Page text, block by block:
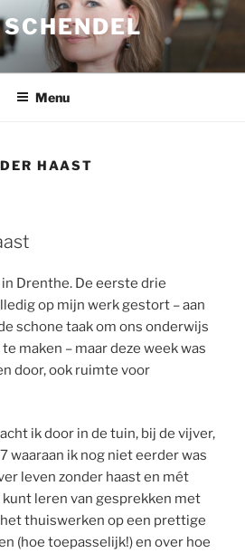
Menu
HAAST
Drenthe. De eerste drie
op mijn werk gestort – aan
schone taak om ons onderwijs
maken – maar deze week was
door, ook ruimte voor
ik door in de tuin, bij de vijver,
waaraan ik nog niet eerder was
leven zonder haast en mét
leren van gesprekken met
thuiswerken op een prettige
(hoe toepasselijk!) en over hoe